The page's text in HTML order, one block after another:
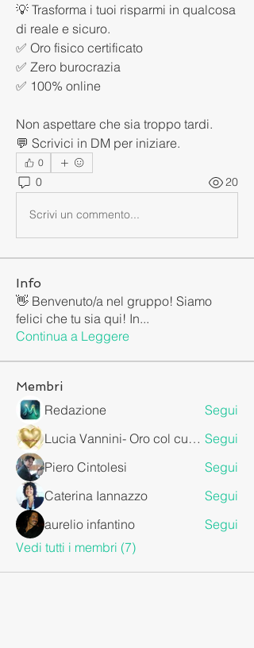
💡 Trasforma i tuoi risparmi in qualcosa
di reale e sicuro.
✅ Oro fisico certificato
✅ Zero burocrazia
✅ 100% online
Non aspettare che sia troppo tardi.
💬 Scrivici in DM per iniziare.
0
0 20
Scrivi un commento...
Info
👋 Benvenuto/a nel gruppo! Siamo
felici che tu sia qui! In...
Continua a Leggere
Membri
Redazione
Segui
Lucia Vannini- Oro col cuore Segui
Piero Cintolesi
Segui
Caterina Iannazzo
Segui
aurelio infantino
Segui
Vedi tutti i membri (7)